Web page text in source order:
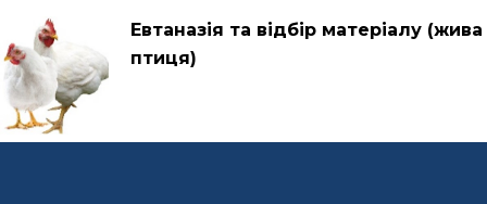
Евтаназія та відбір матеріалу (жива
птиця)